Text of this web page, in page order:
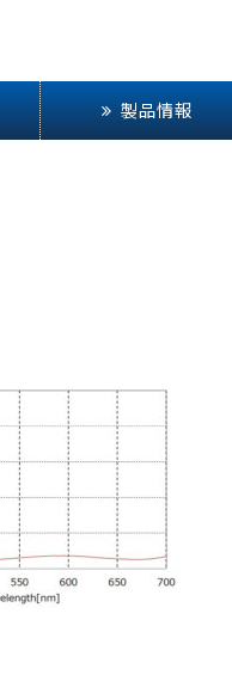
製品情報